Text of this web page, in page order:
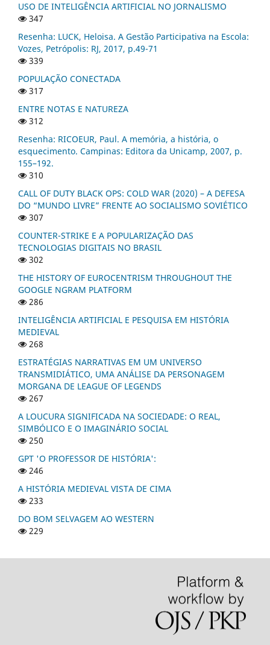
USO DE INTELIGÊNCIA ARTIFICIAL NO JORNALISMO
347
Resenha: LUCK, Heloisa. A Gestão Participativa na Escola:
Vozes, Petrópolis: RJ, 2017, p.49-71
339
POPULAÇÃO CONECTADA
317
ENTRE NOTAS E NATUREZA
312
Resenha: RICOEUR, Paul. A memória, a história, o
esquecimento. Campinas: Editora da Unicamp, 2007, p.
155–192.
310
CALL OF DUTY BLACK OPS: COLD WAR (2020) – A DEFESA
DO “MUNDO LIVRE” FRENTE AO SOCIALISMO SOVIÉTICO
307
COUNTER-STRIKE E A POPULARIZAÇÃO DAS
TECNOLOGIAS DIGITAIS NO BRASIL
302
THE HISTORY OF EUROCENTRISM THROUGHOUT THE
GOOGLE NGRAM PLATFORM
286
INTELIGÊNCIA ARTIFICIAL E PESQUISA EM HISTÓRIA
MEDIEVAL
268
ESTRATÉGIAS NARRATIVAS EM UM UNIVERSO
TRANSMIDIÁTICO, UMA ANÁLISE DA PERSONAGEM
MORGANA DE LEAGUE OF LEGENDS
267
A LOUCURA SIGNIFICADA NA SOCIEDADE: O REAL,
SIMBÓLICO E O IMAGINÁRIO SOCIAL
250
GPT 'O PROFESSOR DE HISTÓRIA':
246
A HISTÓRIA MEDIEVAL VISTA DE CIMA
233
DO BOM SELVAGEM AO WESTERN
229